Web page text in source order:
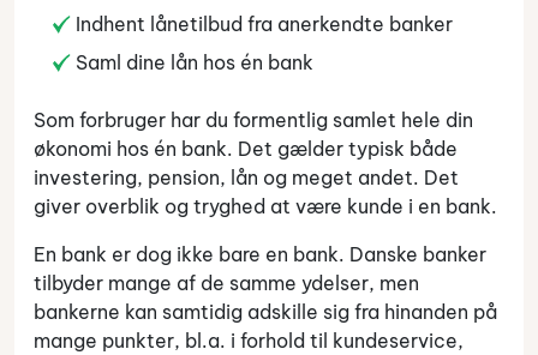
Indhent lånetilbud fra anerkendte banker
Saml dine lån hos én bank
Som forbruger har du formentlig samlet hele din
økonomi hos én bank. Det gælder typisk både
investering, pension, lån og meget andet. Det
giver overblik og tryghed at være kunde i en bank.
En bank er dog ikke bare en bank. Danske banker
tilbyder mange af de samme ydelser, men
bankerne kan samtidig adskille sig fra hinanden på
mange punkter, bl.a. i forhold til kundeservice,